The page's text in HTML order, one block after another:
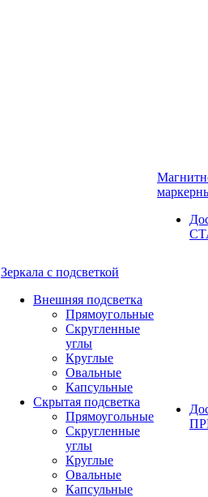
Зеркала с подсветкой
Внешняя подсветка
Прямоугольные
Скругленные
углы
Круглые
Овальные
Капсульные
Скрытая подсветка
Прямоугольные
Скругленные
углы
Круглые
Овальные
Капсульные